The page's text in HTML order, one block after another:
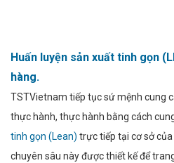
Huấn luyện sản xuất tinh gọn
hàng.
TSTVietnam tiếp tục sứ mệnh cung
thực hành, thực hành bằng cách
tinh gọn (Lean) trực tiếp tại cơ sở
chuyên sâu này được thiết kế để